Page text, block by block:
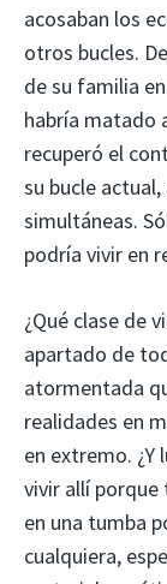
acosaban los
otros bucles.
de su familia
habría matado
recuperó el
su bucle
simultáneas.
podría vivir en
¿Qué clase de
apartado de
atormentada
realidades en
en extremo.
vivir allí
en una tumba
cualquiera,